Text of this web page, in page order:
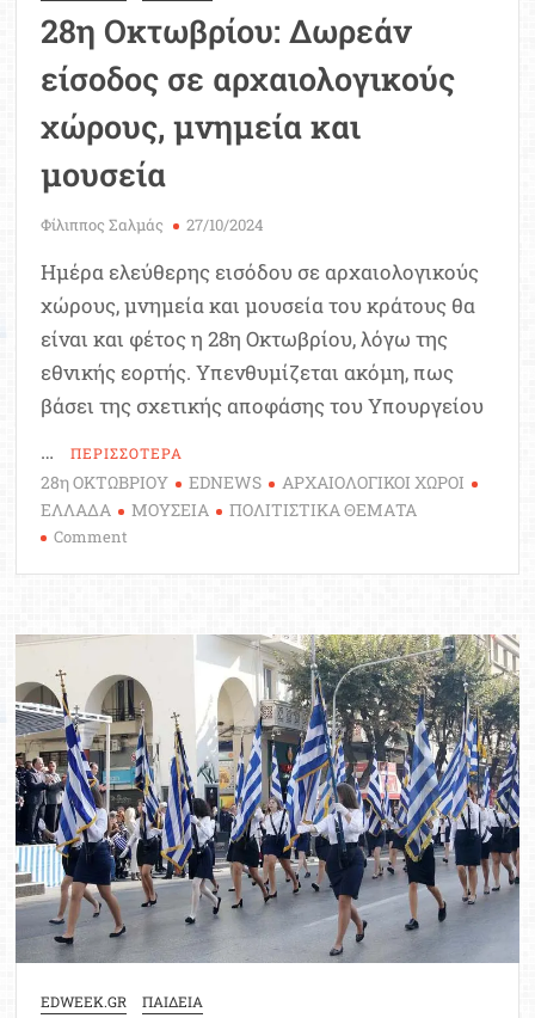
28η Οκτωβρίου: Δωρεάν
είσοδος σε αρχαιολογικούς
χώρους, μνημεία και
μουσεία
Φίλιππος Σαλμάς 27/10/2024
Ημέρα ελεύθερης εισόδου σε αρχαιολογικούς
χώρους, μνημεία και μουσεία του κράτους θα
είναι και φέτος η 28η Οκτωβρίου, λόγω της
εθνικής εορτής.​ Υπενθυμίζεται ακόμη, πως
βάσει της σχετικής αποφάσης του Υπουργείου
…
ΠΕΡΙΣΣΟΤΕΡΑ
28η ΟΚΤΩΒΡΙΟΥ EDNEWS
ΑΡΧΑΙΟΛΟΓΙΚΟΙ ΧΩΡΟΙ
ΕΛΛΑΔΑ
ΜΟΥΣΕΙΑ ΠΟΛΙΤΙΣΤΙΚΑ ΘΕΜΑΤΑ
Comment
είσοδος
αρχαιολογικούς
χώρους,
μνημεία
και
μουσεία
EDWEEK.GR ΠΑΙΔΕΙΑ